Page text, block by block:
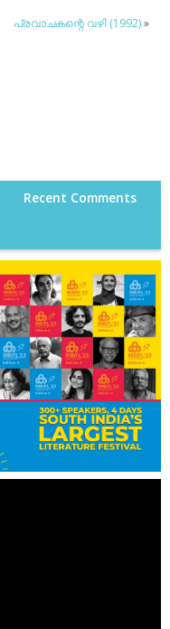
പ്രവാചകന്റെ വഴി (1992)»
Recent Comments